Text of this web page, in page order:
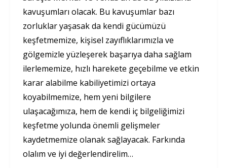
kavuşumları olacak. Bu kavuşumlar bazı
zorluklar yaşasak da kendi gücümüzü
keşfetmemize, kişisel zayıflıklarımızla ve
gölgemizle yüzleşerek başarıya daha sağlam
ilerlememize, hızlı harekete geçebilme ve etkin
karar alabilme kabiliyetimizi ortaya
koyabilmemize, hem yeni bilgilere
ulaşacağımıza, hem de kendi iç bilgeliğimizi
keşfetme yolunda önemli gelişmeler
kaydetmemize olanak sağlayacak. Farkında
olalım ve iyi değerlendirelim…